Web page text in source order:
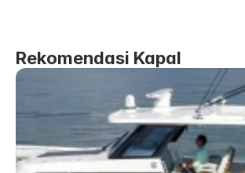
Rekomendasi Kapal